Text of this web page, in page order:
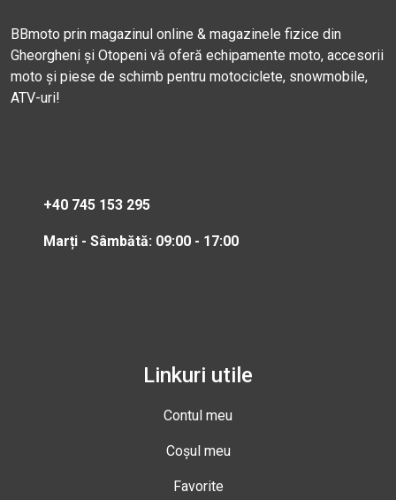
BBmoto prin magazinul online & magazinele fizice din
Gheorgheni și Otopeni vă oferă echipamente moto, accesorii
moto și piese de schimb pentru motociclete, snowmobile,
ATV-uri!
+40 745 153 295
Marți - Sâmbătă: 09:00 - 17:00
Linkuri utile
Contul meu
Coșul meu
Favorite